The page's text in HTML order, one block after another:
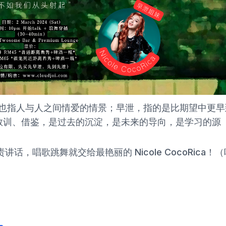
指人与人之间情爱的情景；早泄，指的是比期望中更
、借鉴，是过去的沉淀，是未来的导向，是学习的源
话，唱歌跳舞就交给最艳丽的 Nicole CocoRica！（